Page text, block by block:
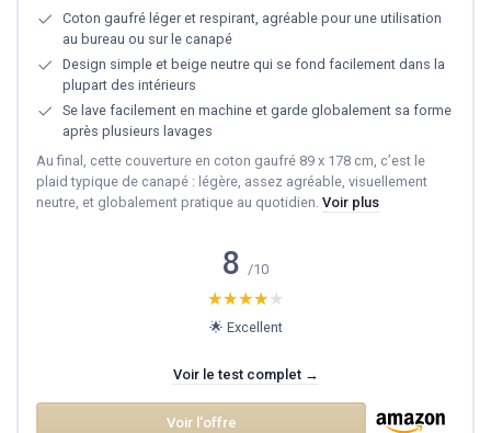
Coton gaufré léger et respirant, agréable pour une utilisation
au bureau ou sur le canapé
Design simple et beige neutre qui se fond facilement dans la
plupart des intérieurs
Se lave facilement en machine et garde globalement sa forme
après plusieurs lavages
Au final, cette couverture en coton gaufré 89 x 178 cm, c’est le
plaid typique de canapé : légère, assez agréable, visuellement
neutre, et globalement pratique au quotidien. Voir plus
8 /10
★★★★★
★★★★★
🌟 Excellent
Voir le test complet →
Voir l'offre